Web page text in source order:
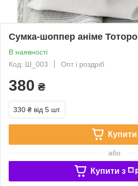
Сумка-шоппер аніме Тоторо
В наявності
Код: Ш_003
Опт і роздріб
380 ₴
330 ₴ від 5 шт.
Купити
або
Купити з